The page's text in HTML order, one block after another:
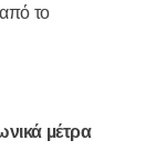
το
µέτρα